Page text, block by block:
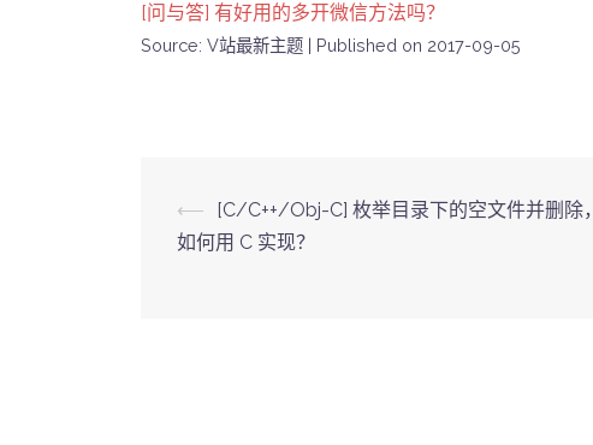
[问与答] 有好用的多开微信方法吗？
Source: V站最新主题 Published on 2017-09-05
Post
⟵
[C/C++/Obj-C] 枚举目录下的空文件并删除，
如何用 C 实现？